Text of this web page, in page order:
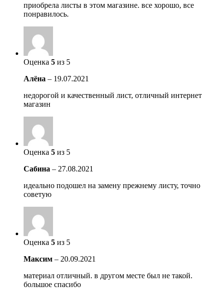
приобрела листы в этом магазине. все хорошо, все
понравилось.
Оценка 5 из 5
Алёна – 19.07.2021
недорогой и качественный лист, отличный интернет
магазин
Оценка 5 из 5
Сабина – 27.08.2021
идеально подошел на замену прежнему листу, точно
советую
Оценка 5 из 5
Максим – 20.09.2021
материал отличный. в другом месте был не такой.
большое спасибо